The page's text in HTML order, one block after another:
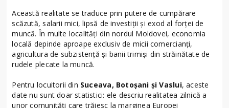
Această realitate se traduce prin putere de cumpărare
scăzută, salarii mici, lipsă de investiții și exod al forței de
muncă. În multe localități din nordul Moldovei, economia
locală depinde aproape exclusiv de micii comercianți,
agricultura de subzistență și banii trimiși din străinătate de
rudele plecate la muncă.
Pentru locuitorii din Suceava, Botoșani și Vaslui, aceste
date nu sunt doar statistici: ele descriu realitatea zilnică a
unor comunități care trăiesc la marginea Europei